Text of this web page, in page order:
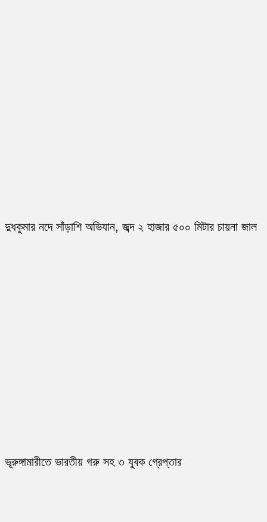
দুধকুমার নদে সাঁড়াশি অভিযান, জব্দ ২ হাজার ৫০০ মিটার চায়না জাল
ভূরুঙ্গামারীতে ভারতীয় গরু সহ ৩ যুবক গ্রেপ্তার